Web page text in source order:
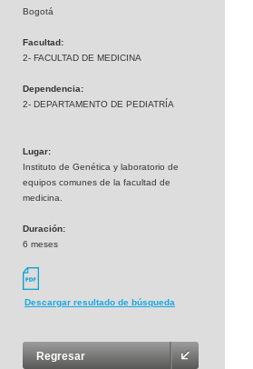
Bogotá
Facultad:
2- FACULTAD DE MEDICINA
Dependencia:
2- DEPARTAMENTO DE PEDIATRÍA
Lugar:
Instituto de Genética y laboratorio de
equipos comunes de la facultad de
medicina.
Duración:
6 meses
Descargar resultado de búsqueda
Regresar